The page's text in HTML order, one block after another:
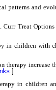
patterns and
Treat
in children with
increase
]
in children